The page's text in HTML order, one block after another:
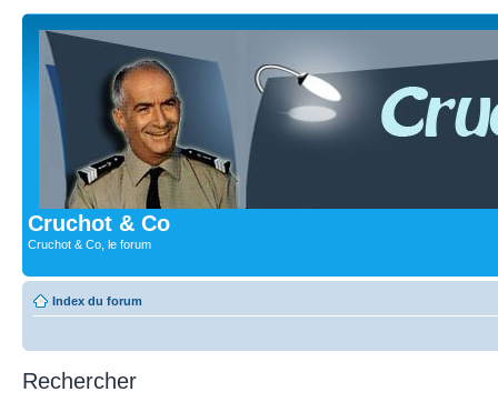
Cruchot & Co
Cruchot & Co, le forum
Index du forum
Rechercher